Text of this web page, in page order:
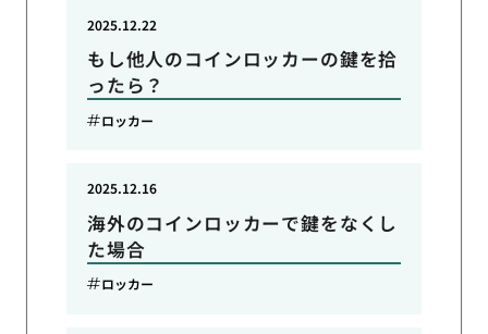
もし他人のコインロッカーの鍵を拾
ったら？
2025.12.22
ロッカー
海外のコインロッカーで鍵をなくし
た場合
2025.12.16
ロッカー